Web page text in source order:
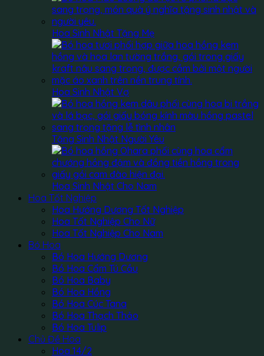
Hoa Sinh Nhật Tặng Mẹ
Hoa Sinh Nhật Vợ
Tặng Sinh Nhật Người Yêu
Hoa Sinh Nhật Cho Nam
Hoa Tốt Nghiệp
Hoa Hướng Dương Tốt Nghiệp
Hoa Tốt Nghiệp Cho Nữ
Hoa Tốt Nghiệp Cho Nam
Bó Hoa
Bó Hoa Hướng Dương
Bó Hoa Cẩm Tú Cầu
Bó Hoa Baby
Bó Hoa Hồng
Bó Hoa Cúc Tana
Bó Hoa Thạch Thảo
Bó Hoa Tulip
Chủ Đề Hoa
Hoa 14/2